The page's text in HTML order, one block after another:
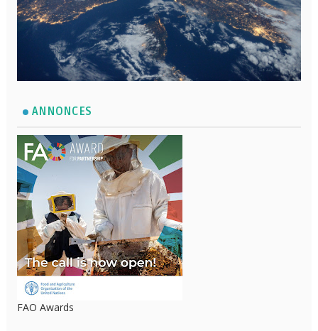
ANNONCES
FAO Awards